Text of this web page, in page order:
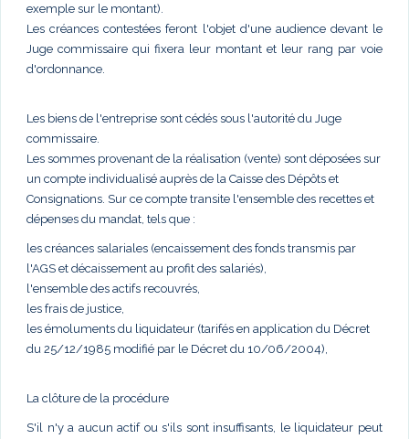
exemple sur le montant).
Les créances contestées feront l'objet d'une audience devant le
Juge commissaire qui fixera leur montant et leur rang par voie
d'ordonnance.
Les biens de l'entreprise sont cédés sous l'autorité du Juge
commissaire.
Les sommes provenant de la réalisation (vente) sont déposées sur
un compte individualisé auprès de la Caisse des Dépôts et
Consignations. Sur ce compte transite l'ensemble des recettes et
dépenses du mandat, tels que :
les créances salariales (encaissement des fonds transmis par
l'AGS et décaissement au profit des salariés),
l'ensemble des actifs recouvrés,
les frais de justice,
les émoluments du liquidateur (tarifés en application du Décret
du 25/12/1985 modifié par le Décret du 10/06/2004),
La clôture de la procédure
S'il n'y a aucun actif ou s'ils sont insuffisants, le liquidateur peut